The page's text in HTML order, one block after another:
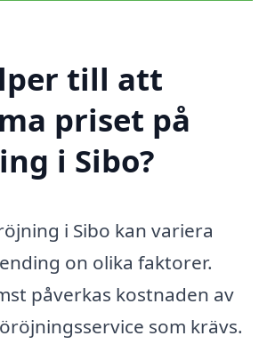
till att
priset på
i Sibo?
i Sibo kan variera
on olika faktorer.
påverkas kostnaden av
som krävs.